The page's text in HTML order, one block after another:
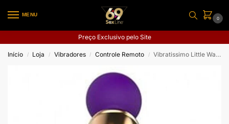
MENU
0
Preço Exclusivo pelo Site
Início / Loja / Vibradores / Controle Remoto / Vibratissimo Little Want com APP